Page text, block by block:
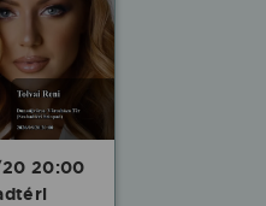
20:00